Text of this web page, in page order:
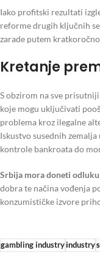
Iako profitski rezultati
reforme drugih ključnih
zarade putem
Kretanje
S obzirom na sve
koje mogu uključivati
problema kroz ilegalne
Iskustvo susednih
kontrole bankroata do
Srbija mora doneti
dobra te načina vođenja
konzumističke izvore
gambling industryindustry